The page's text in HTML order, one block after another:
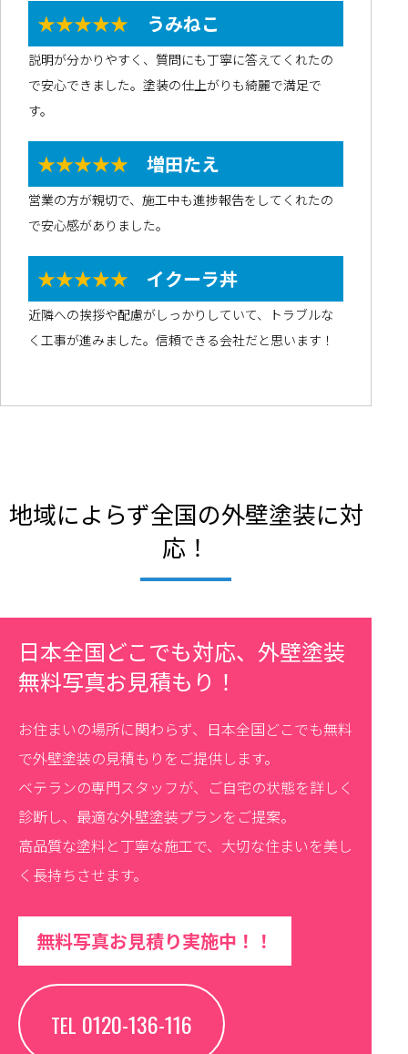
★★★★★ うみねこ
説明が分かりやすく、質問にも丁寧に答えてくれたの
で安心できました。塗装の仕上がりも綺麗で満足で
す。
★★★★★ 増田たえ
営業の方が親切で、施工中も進捗報告をしてくれたの
で安心感がありました。
★★★★★ イクーラ丼
近隣への挨拶や配慮がしっかりしていて、トラブルな
く工事が進みました。信頼できる会社だと思います！
地域によらず全国の外壁塗装に対
応！
日本全国どこでも対応、外壁塗装
無料写真お見積もり！
お住まいの場所に関わらず、日本全国どこでも無料
で外壁塗装の見積もりをご提供します。
ベテランの専門スタッフが、ご自宅の状態を詳しく
診断し、最適な外壁塗装プランをご提案。
高品質な塗料と丁寧な施工で、大切な住まいを美し
く長持ちさせます。
無料写真お見積り実施中！！
TEL 0120-136-116